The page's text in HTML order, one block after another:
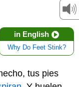
in English
Why Do Feet Stink?
tus pies